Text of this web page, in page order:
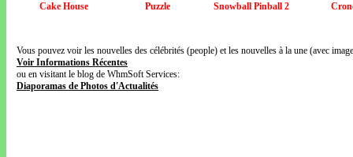
Cake House Puzzle Snowball Pinball 2
Vous pouvez voir les nouvelles des célébrités (people) et les nouvelles à la une (avec
Voir Informations Récentes
ou en visitant le blog de WhmSoft Services:
Diaporamas de Photos d'Actualités